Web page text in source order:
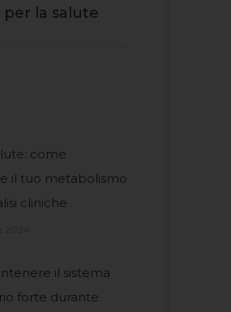
per la salute
come
il tuo metabolismo
cliniche
il sistema
forte durante